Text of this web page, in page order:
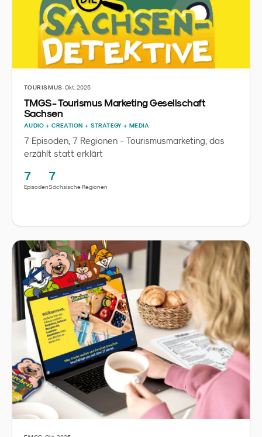
TOURISMUS·Okt. 2025
TMGS - Tourismus Marketing Gesellschaft
Sachsen
AUDIO + CREATION + STRATEGY + MEDIA
7 Episoden, 7 Regionen - Tourismusmarketing, das
erzählt statt erklärt
7
Episoden
7
Sächsische Regionen